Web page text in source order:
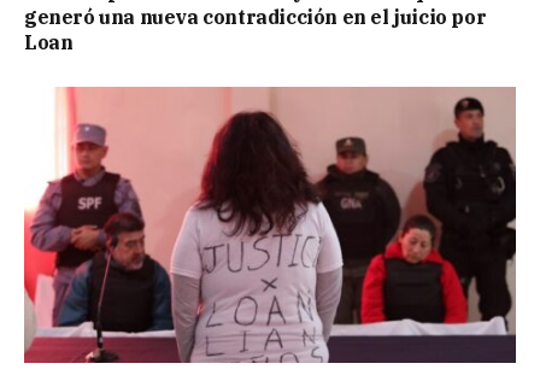
generó una nueva contradicción en el juicio por
Loan